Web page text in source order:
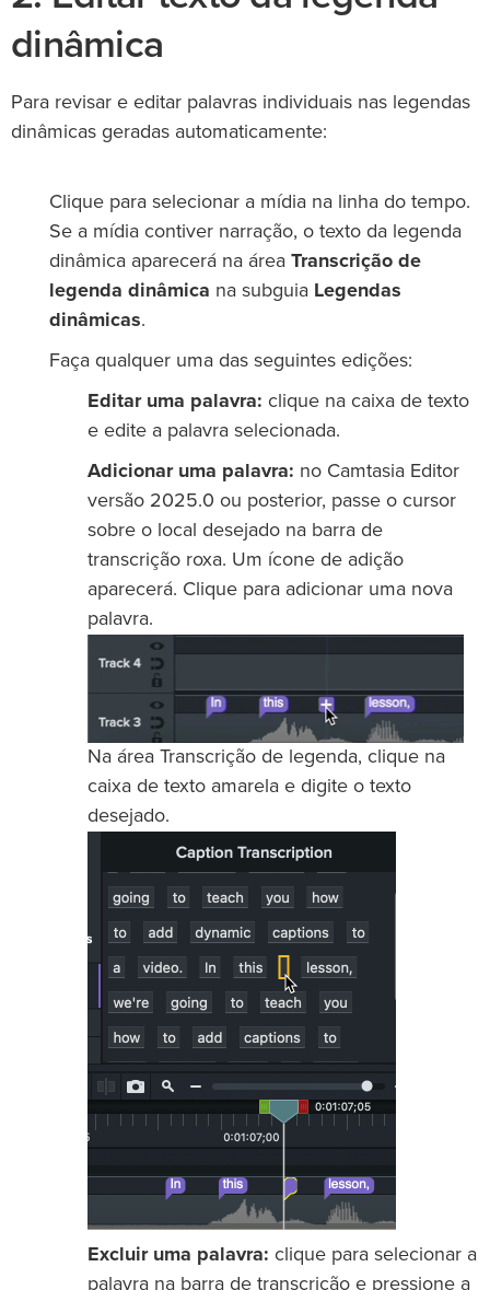
dinâmica
Para revisar e editar palavras individuais nas legendas
dinâmicas geradas automaticamente:
Clique para selecionar a mídia na linha do tempo.
Se a mídia contiver narração, o texto da legenda
dinâmica aparecerá na área Transcrição de
legenda dinâmica na subguia Legendas
dinâmicas.
Faça qualquer uma das seguintes edições:
Editar uma palavra: clique na caixa de texto
e edite a palavra selecionada.
Adicionar uma palavra: no Camtasia Editor
versão 2025.0 ou posterior, passe o cursor
sobre o local desejado na barra de
transcrição roxa. Um ícone de adição
aparecerá. Clique para adicionar uma nova
palavra.
Na área Transcrição de legenda, clique na
caixa de texto amarela e digite o texto
desejado.
Excluir uma palavra: clique para selecionar a
palavra na barra de transcrição e pressione a